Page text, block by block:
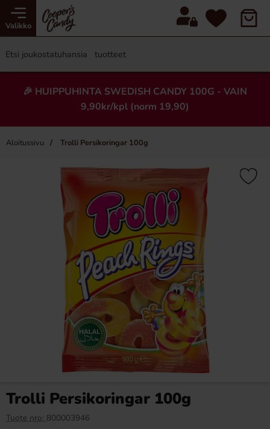
Valikko
🎉 HUIPPUHINTA SWEDISH CANDY 100G - VAIN
9,90kr/kpl (norm 19,90)
Aloitussivu Trolli Persikoringar 100g
×
Fazer Viol Tablettipussi 38g
Osta
Fanta Crimson Cherry 50cl
Trolli Persikoringar 100g
Tuote nro: 800003946